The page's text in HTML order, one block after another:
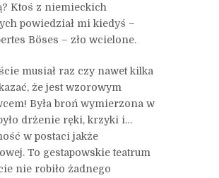
Ktoś z niemieckich
powiedział mi kiedyś –
Böses – zło wcielone.
musiał raz czy nawet kilka
że jest wzorowym
Była broń wymierzona w
drżenie ręki, krzyki i…
w postaci jakże
To gestapowskie teatrum
nie robiło żadnego